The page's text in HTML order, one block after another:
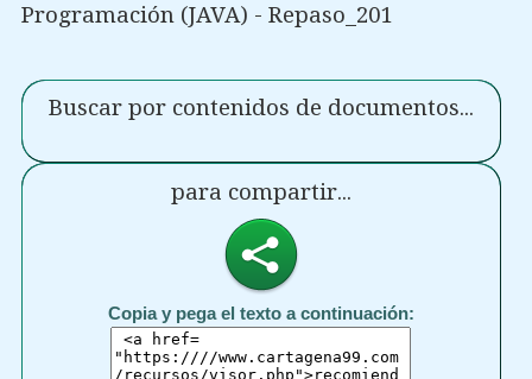
Programación (JAVA) - Repaso_201
Buscar por contenidos de documentos...
para compartir...
Copia y pega el texto a continuación: